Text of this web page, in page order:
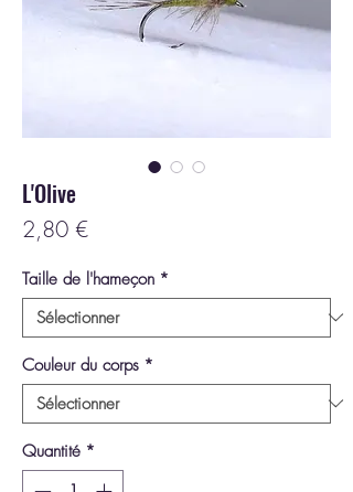
L'Olive
2,80 €Prix
Taille de l'hameçon *
Couleur du corps *
Quantité *